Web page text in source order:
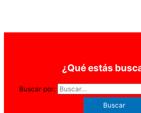
¿Qué estás
Buscar por: